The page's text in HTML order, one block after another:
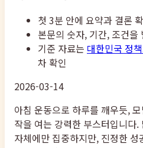
첫 3분 안에 요약과 결론
본문의 숫자, 기간, 조건을
기준 자료는 대한민국 정
차 확인
2026-03-14
아침 운동으로 하루를 깨우듯,
작을 여는 강력한 부스터입니다
자체에만 집중하지만, 진정한